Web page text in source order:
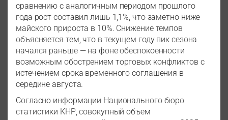
сравнению с аналогичным периодом прошлого
года рост составил лишь 1,1%, что заметно ниже
майского прироста в 10%. Снижение темпов
объясняется тем, что в текущем году пик сезона
начался раньше — на фоне обеспокоенности
возможным обострением торговых конфликтов с
истечением срока временного соглашения в
середине августа.
Согласно информации Национального бюро
статистики КНР, совокупный объем